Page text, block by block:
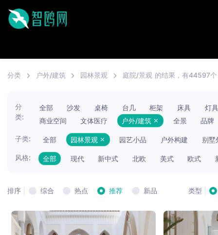
分类 户外/建筑 园林景观 庭院/景观 的结果，有44597个
分
类:
全部 沙发 桌椅 台几 柜架 床具
灯具
商业空间
文体医疗 户外/建筑 全景 品牌
子类: 全部 园林景观 园艺小品 户外构建 别墅
风格: 全部 现代 新中式 北欧 美式 欧式
排序 综合 热点 推荐 新品 类型